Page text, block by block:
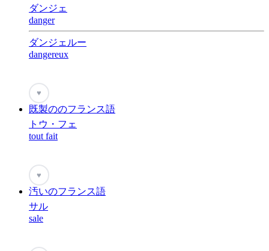
ダンジェ
danger
ダンジェルー
dangereux
♥
既製ののフランス語
トウ・フェ
tout fait
♥
汚いのフランス語
サル
sale